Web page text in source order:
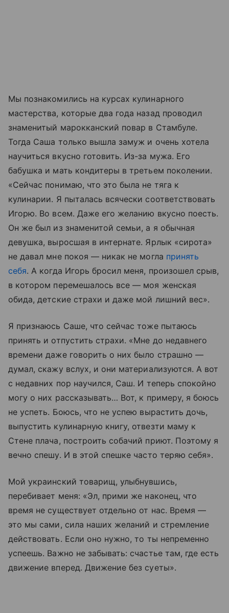
Мы познакомились на курсах кулинарного
мастерства, которые два года назад проводил
знаменитый марокканский повар в Стамбуле.
Тогда Саша только вышла замуж и очень хотела
научиться вкусно готовить. Из-за мужа. Его
бабушка и мать кондитеры в третьем поколении.
«Сейчас понимаю, что это была не тяга к
кулинарии. Я пыталась всячески соответствовать
Игорю. Во всем. Даже его желанию вкусно поесть.
Он же был из знаменитой семьи, а я обычная
девушка, выросшая в интернате. Ярлык «сирота»
не давал мне покоя — никак не могла принять
себя. А когда Игорь бросил меня, произошел срыв,
в котором перемешалось все — моя женская
обида, детские страхи и даже мой лишний вес».
Я признаюсь Саше, что сейчас тоже пытаюсь
принять и отпустить страхи. «Мне до недавнего
времени даже говорить о них было страшно —
думал, скажу вслух, и они материализуются. А вот
с недавних пор научился, Саш. И теперь спокойно
могу о них рассказывать… Вот, к примеру, я боюсь
не успеть. Боюсь, что не успею вырастить дочь,
выпустить кулинарную книгу, отвезти маму к
Стене плача, построить собачий приют. Поэтому я
вечно спешу. И в этой спешке часто теряю себя».
Мой украинский товарищ, улыбнувшись,
перебивает меня: «Эл, прими же наконец, что
время не существует отдельно от нас. Время —
это мы сами, сила наших желаний и стремление
действовать. Если оно нужно, то ты непременно
успеешь. Важно не забывать: счастье там, где есть
движение вперед. Движение без суеты».